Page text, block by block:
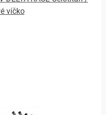
víčko